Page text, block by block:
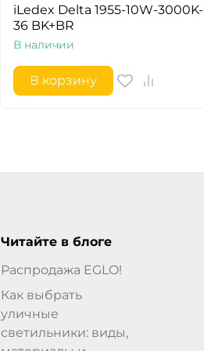
iLedex Delta 1955-10W-3000K-
36 BK+BR
В наличии
В корзину
Читайте в блоге
Распродажа EGLO!
Как выбрать
уличные
светильники: виды,